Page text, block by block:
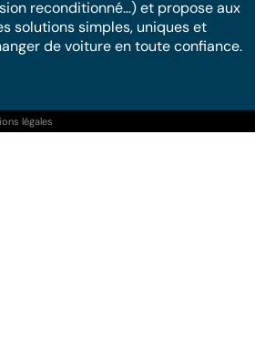
reconditionné…) et propose aux
solutions simples, uniques et
de voiture en toute confiance.
légales